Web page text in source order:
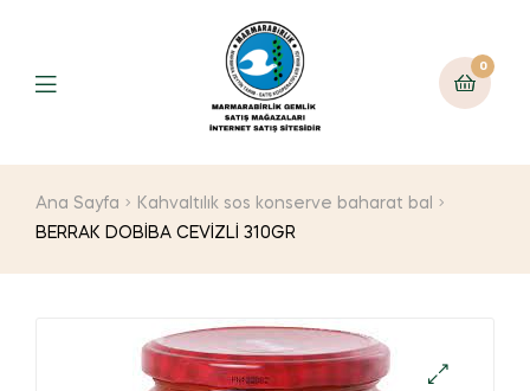
0
Ana Sayfa
Kahvaltılık sos konserve baharat bal
BERRAK DOBİBA CEVİZLİ 310GR